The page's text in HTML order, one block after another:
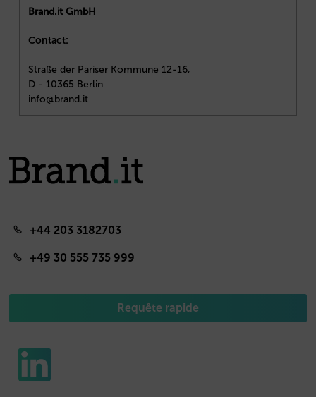
Brand.it GmbH
Contact:
Straße der Pariser Kommune 12-16,
D - 10365 Berlin
info@brand.it
+44 203 3182703
+49 30 555 735 999
Requête rapide